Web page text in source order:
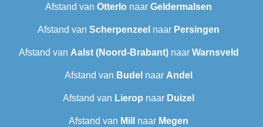
Afstand van Otterlo naar Geldermalsen
Afstand van Scherpenzeel naar Persingen
Afstand van Aalst (Noord-Brabant)naar Warnsveld
Afstand van Budel naar Andel
Afstand van Lierop naar Duizel
Afstand van Mill naar Megen